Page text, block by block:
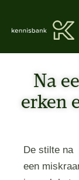
Na
erken
De stilte na
een